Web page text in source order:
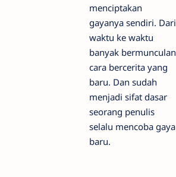
menciptakan
gayanya sendiri. Dari
waktu ke waktu
banyak bermunculan
cara bercerita yang
baru. Dan sudah
menjadi sifat dasar
seorang penulis
selalu mencoba gaya
baru.